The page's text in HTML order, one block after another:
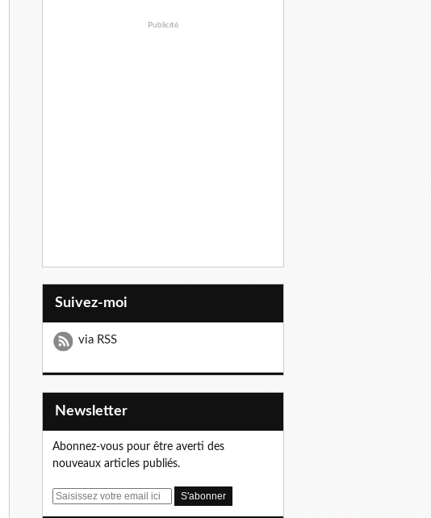
Publicité
Suivez-moi
via RSS
Newsletter
Abonnez-vous pour être averti des
nouveaux articles publiés.
E